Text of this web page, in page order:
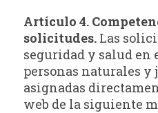
Artículo 4.
solicitudes. Las
seguridad y salud en
personas naturales y
asignadas
web de la siguiente